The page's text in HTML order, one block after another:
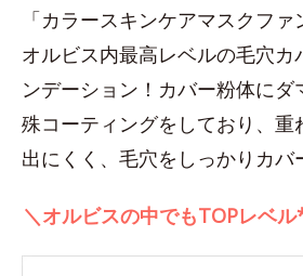
「カラースキンケアマスクフ
オルビス内最高レベルの毛穴カ
ンデーション！カバー粉体に
殊コーティングをしており、重
出にくく、毛穴をしっかりカバ
＼オルビスの中でもTOPレベ